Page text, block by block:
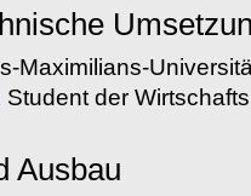
Maximilians-
Student der
Ausbau